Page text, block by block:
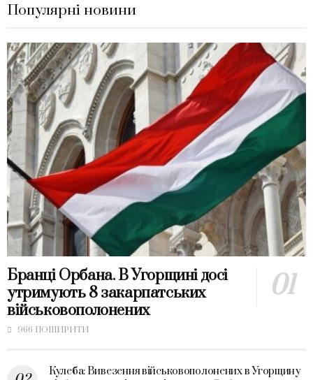
Популярні новини
Бранці Орбана. В Угорщині досі
утримують 8 закарпатських
військовополонених
966 ПОШИРИТИ
Кулеба: Вивезення військовополонених в Угорщину